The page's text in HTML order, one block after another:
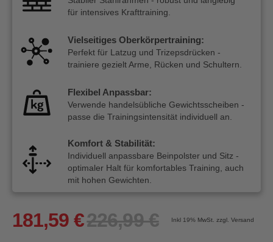
für intensives Krafttraining.
Vielseitiges Oberkörpertraining:
Perfekt für Latzug und Trizepsdrücken -
trainiere gezielt Arme, Rücken und Schultern.
Flexibel Anpassbar:
Verwende handelsübliche Gewichtsscheiben -
passe die Trainingsintensität individuell an.
Komfort & Stabilität:
Individuell anpassbare Beinpolster und Sitz -
optimaler Halt für komfortables Training, auch
mit hohen Gewichten.
181,59 €226,99 € Inkl 19% MwSt. zzgl. Versand